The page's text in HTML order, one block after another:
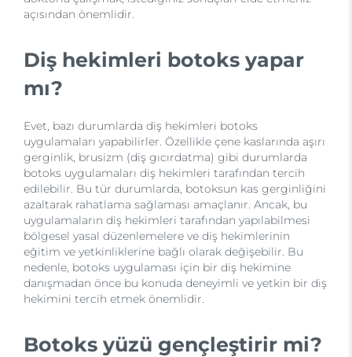
açısından önemlidir.
Diş hekimleri botoks yapar
mı?
Evet, bazı durumlarda diş hekimleri botoks
uygulamaları yapabilirler. Özellikle çene kaslarında aşırı
gerginlik, brusizm (diş gıcırdatma) gibi durumlarda
botoks uygulamaları diş hekimleri tarafından tercih
edilebilir. Bu tür durumlarda, botoksun kas gerginliğini
azaltarak rahatlama sağlaması amaçlanır. Ancak, bu
uygulamaların diş hekimleri tarafından yapılabilmesi
bölgesel yasal düzenlemelere ve diş hekimlerinin
eğitim ve yetkinliklerine bağlı olarak değişebilir. Bu
nedenle, botoks uygulaması için bir diş hekimine
danışmadan önce bu konuda deneyimli ve yetkin bir diş
hekimini tercih etmek önemlidir.
Botoks yüzü gençleştirir mi?